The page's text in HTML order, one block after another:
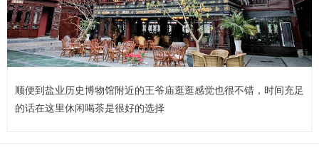
顺便到盐业历史博物馆附近的王爷庙逛逛感觉也很不错，时间充足
的话在这里休闲喝茶是很好的选择